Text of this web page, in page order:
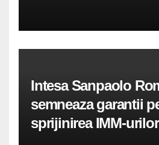
Intesa Sanpaolo
semneaza garantii
sprijinirea IMM-